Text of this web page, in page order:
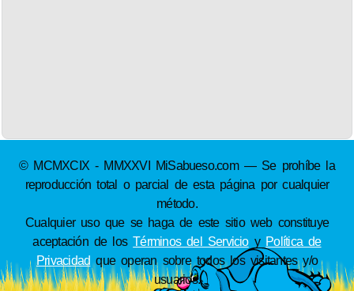
© MCMXCIX - MMXXVI MiSabueso.com — Se prohíbe la
reproducción total o parcial de esta página por cualquier
método.
Cualquier uso que se haga de este sitio web constituye
aceptación de losTérminos del Servicioy Política de
Privacidad que operan sobre todos los visitantes y/o
usuarios.